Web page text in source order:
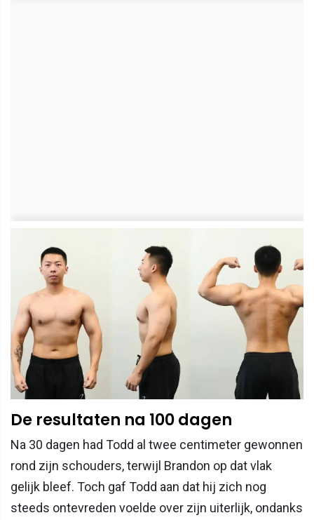
De resultaten na 100 dagen
Na 30 dagen had Todd al twee centimeter gewonnen
rond zijn schouders, terwijl Brandon op dat vlak
gelijk bleef. Toch gaf Todd aan dat hij zich nog
steeds ontevreden voelde over zijn uiterlijk, ondanks